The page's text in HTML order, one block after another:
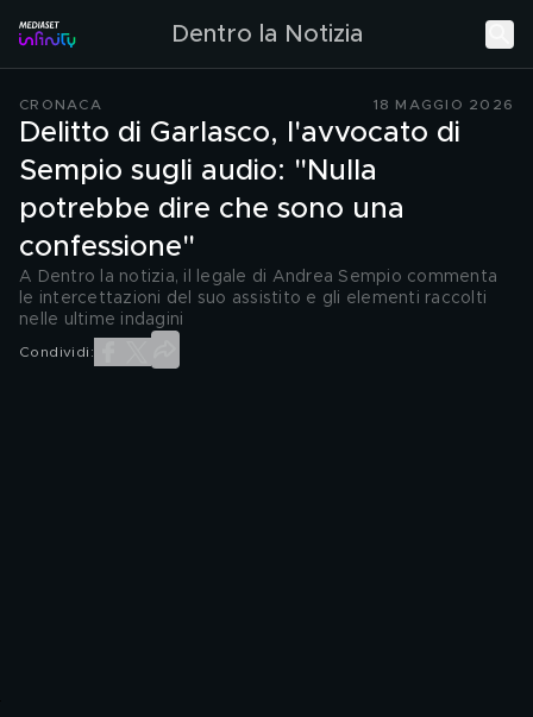
Dentro la Notizia
CRONACA 18 MAGGIO 2026
Delitto di Garlasco, l'avvocato di
Sempio sugli audio: "Nulla
potrebbe dire che sono una
confessione"
A Dentro la notizia, il legale di Andrea Sempio commenta
le intercettazioni del suo assistito e gli elementi raccolti
nelle ultime indagini
Condividi: